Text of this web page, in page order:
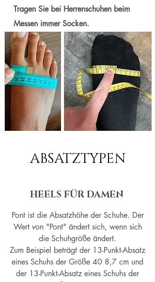
Tragen Sie bei Herrenschuhen beim
Messen immer Socken.
ABSATZTYPEN
HEELS FÜR DAMEN
Pont ist die Absatzhöhe der Schuhe. Der
Wert von "Pont" ändert sich, wenn sich
die Schuhgröße ändert.
Zum Beispiel beträgt der 13-Punkt-Absatz
eines Schuhs der Größe 40 8,7 cm und
der 13-Punkt-Absatz eines Schuhs der